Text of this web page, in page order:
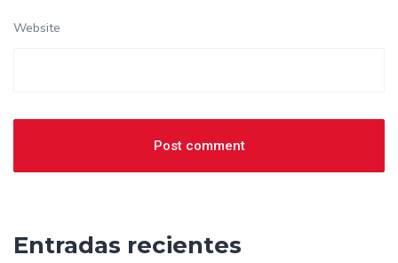
Website
Entradas recientes